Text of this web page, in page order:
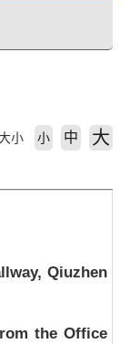
小 小 中 大
Qiuzhen
the Office